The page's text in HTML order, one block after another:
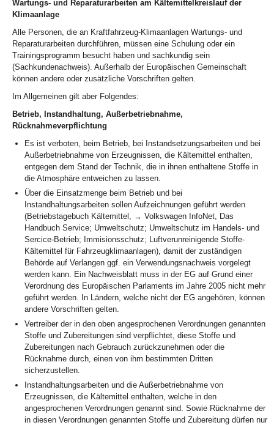
Wartungs- und Reparaturarbeiten am Kältemittelkreislauf der
Klimaanlage
Alle Personen, die an Kraftfahrzeug-Klimaanlagen Wartungs- und
Reparaturarbeiten durchführen, müssen eine Schulung oder ein
Trainingsprogramm besucht haben und sachkundig sein
(Sachkundenachweis). Außerhalb der Europäischen Gemeinschaft
können andere oder zusätzliche Vorschriften gelten.
Im Allgemeinen gilt aber Folgendes:
Betrieb, Instandhaltung, Außerbetriebnahme,
Rücknahmeverpflichtung
Es ist verboten, beim Betrieb, bei Instandsetzungsarbeiten und bei
Außerbetriebnahme von Erzeugnissen, die Kältemittel enthalten,
entgegen dem Stand der Technik, die in ihnen enthaltene Stoffe in
die Atmosphäre entweichen zu lassen.
Über die Einsatzmenge beim Betrieb und bei
Instandhaltungsarbeiten sollen Aufzeichnungen geführt werden
(Betriebstagebuch Kältemittel, → Volkswagen InfoNet, Das
Handbuch Service; Umweltschutz; Umweltschutz im Handels- und
Sercice-Betrieb; Immisionsschutz; Luftverunreinigende Stoffe-
Kältemittel für Fahrzeugklimaanlagen), damit der zuständigen
Behörde auf Verlangen ggf. ein Verwendungsnachweis vorgelegt
werden kann. Ein Nachweisblatt muss in der EG auf Grund einer
Verordnung des Europäischen Parlaments im Jahre 2005 nicht mehr
geführt werden. In Ländern, welche nicht der EG angehören, können
andere Vorschriften gelten.
Vertreiber der in den oben angesprochenen Verordnungen genannten
Stoffe und Zubereitungen sind verpflichtet, diese Stoffe und
Zubereitungen nach Gebrauch zurückzunehmen oder die
Rücknahme durch, einen von ihm bestimmten Dritten
sicherzustellen.
Instandhaltungsarbeiten und die Außerbetriebnahme von
Erzeugnissen, die Kältemittel enthalten, welche in den
angesprochenen Verordnungen genannt sind. Sowie Rücknahme der
in diesen Verordnungen genannten Stoffe und Zubereitung dürfen nur